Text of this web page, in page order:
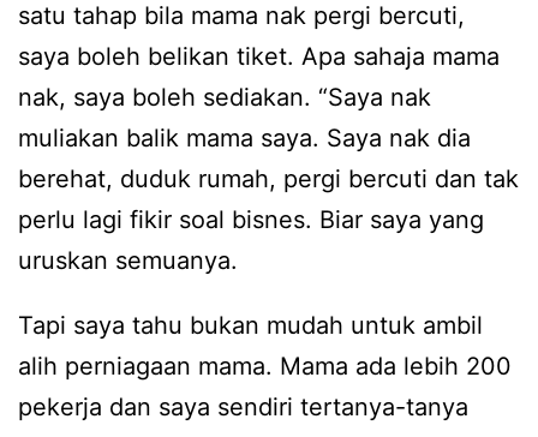
satu tahap bila mama nak pergi bercuti,
saya boleh belikan tiket. Apa sahaja mama
nak, saya boleh sediakan. “Saya nak
muliakan balik mama saya. Saya nak dia
berehat, duduk rumah, pergi bercuti dan tak
perlu lagi fikir soal bisnes. Biar saya yang
uruskan semuanya.
Tapi saya tahu bukan mudah untuk ambil
alih perniagaan mama. Mama ada lebih 200
pekerja dan saya sendiri tertanya-tanya